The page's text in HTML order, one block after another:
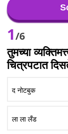
1/6
तुमच्या
चित्रपटात
द नोटबुक
ला ला लँड